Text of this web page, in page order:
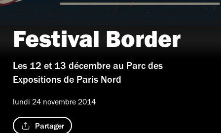
Festival Border
Les 12 et 13 décembre au Parc des
Expositions de Paris Nord
lundi 24 novembre 2014
Partager